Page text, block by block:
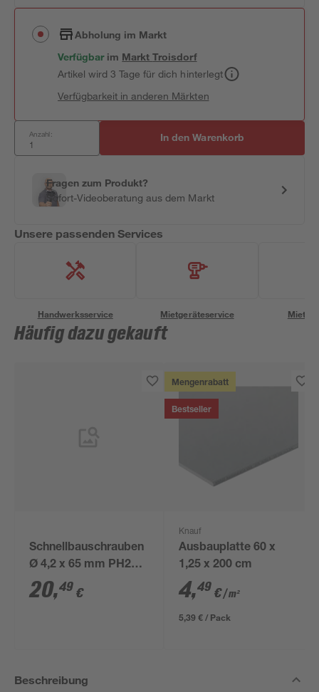
Abholung im Markt
Verfügbar im MarktTroisdorf
Artikel wird 3 Tage für dich hinterlegt
Verfügbarkeit in anderen Märkten
Anzahl: In den Warenkorb
Fragen zum Produkt?
Sofort-Videoberatung aus dem Markt
Unsere passenden Services
Handwerksservice Mietgeräteservice
Häufig dazu gekauft
Schnellbauschrauben
Ø 4,2 x 65 mm PH2
200 Stück
20,49 €
Mengenrabatt
Bestseller
Knauf
Ausbauplatte 60 x
1,25 x 200 cm
4,49 €/ m²
5,39 € / Pack
Beschreibung